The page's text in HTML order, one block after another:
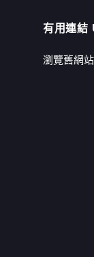
有用連結
瀏覽舊網站